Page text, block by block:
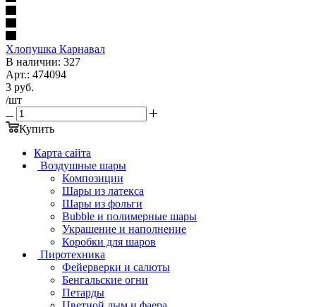
Хлопушка Карнавал
В наличии: 327
Арт.: 474094
3 руб.
/шт
Купить
Карта сайта
Воздушные шары
Композиции
Шары из латекса
Шары из фольги
Bubble и полимерные шары
Украшение и наполнение
Коробки для шаров
Пиротехника
Фейерверки и салюты
Бенгальские огни
Петарды